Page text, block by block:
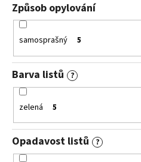
Způsob opylování
samosprašný 5
Barva listů ?
zelená 5
Opadavost listů ?